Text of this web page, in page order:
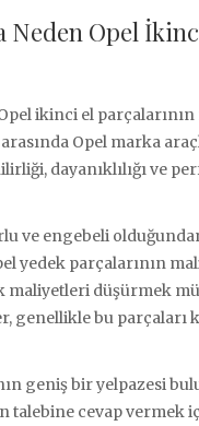
Neden Opel
ikinci el
Opel marka
dayanıklılığı ve
ve engebeli
yedek parçalarının
maliyetleri düşürmek
genellikle bu
geniş bir yelpazesi
talebine cevap vermek